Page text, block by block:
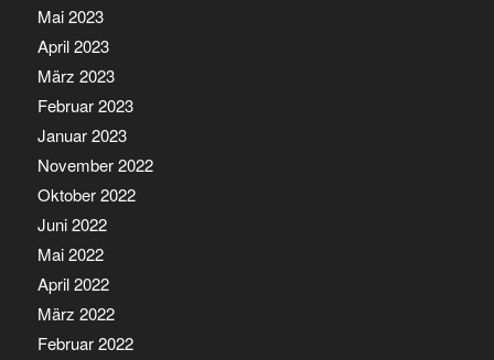
Mai 2023
April 2023
März 2023
Februar 2023
Januar 2023
November 2022
Oktober 2022
Juni 2022
Mai 2022
April 2022
März 2022
Februar 2022